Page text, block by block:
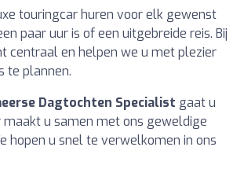
touringcar huren voor elk gewenst
paar uur is of een uitgebreide reis. Bij
centraal en helpen we u met plezier
te plannen.
Dagtochten Specialist gaat u
u samen met ons geweldige
hopen u snel te verwelkomen in ons